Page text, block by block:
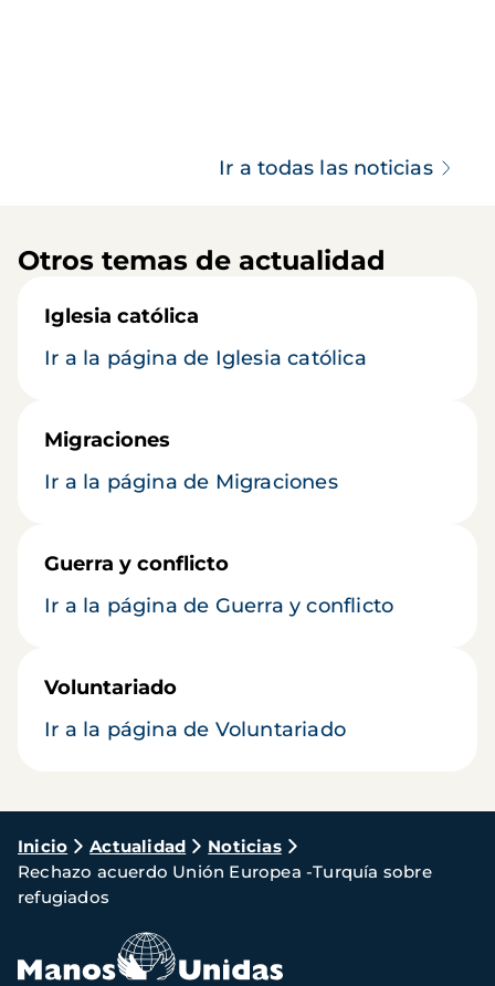
Ir a todas las noticias
Otros temas de actualidad
Iglesia católica
Ir a la página de Iglesia católica
Migraciones
Ir a la página de Migraciones
Guerra y conflicto
Ir a la página de Guerra y conflicto
Voluntariado
Ir a la página de Voluntariado
Ruta
de
navegación
Inicio Actualidad
Noticias
Rechazo acuerdo Unión Europea -Turquía sobre
refugiados